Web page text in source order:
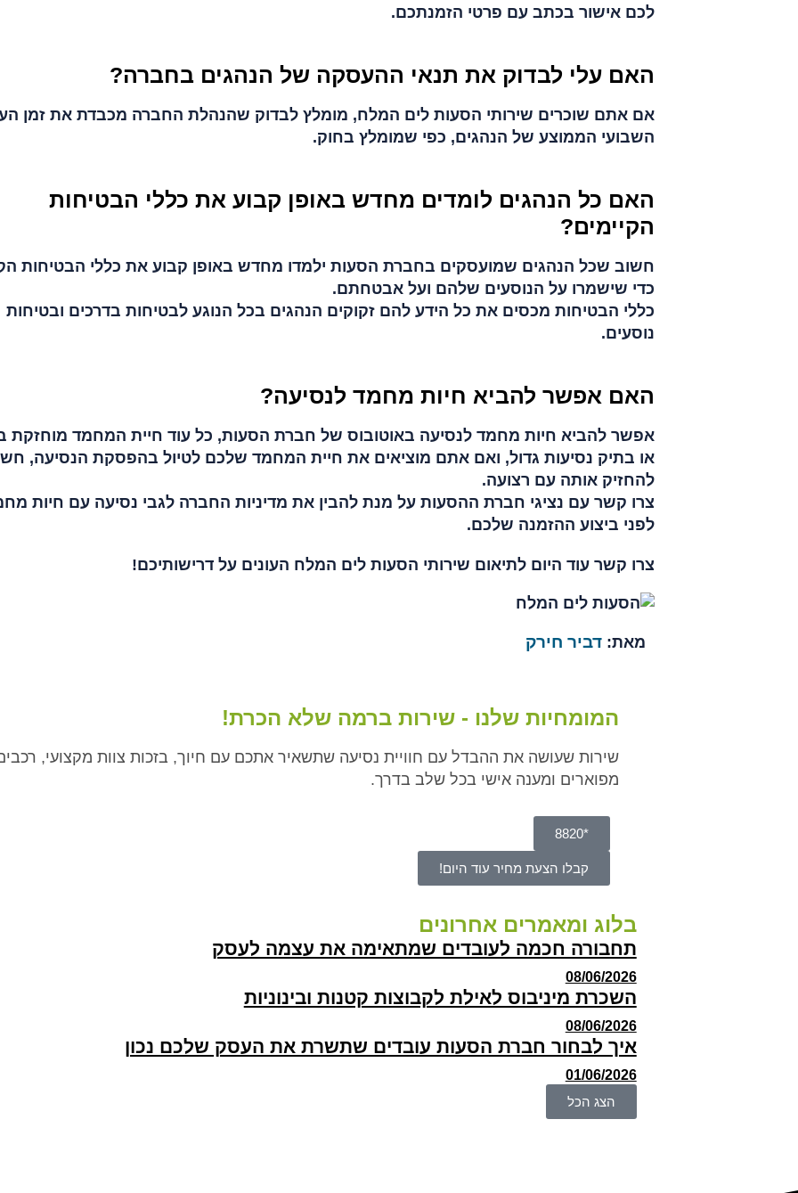
לכם אישור בכתב עם פרטי הזמנתכם.
האם עלי לבדוק את תנאי ההעסקה של הנהגים בחברה?
אם אתם שוכרים שירותי הסעות לים המלח, מומלץ לבדוק שהנהלת החברה מכבדת את זמן
השבועי הממוצע של הנהגים, כפי שמומלץ בחוק.
האם כל הנהגים לומדים מחדש באופן קבוע את כללי הבטיחות
הקיימים?
חשוב שכל הנהגים שמועסקים בחברת הסעות ילמדו מחדש באופן קבוע את כללי הבטיחות
כדי שישמרו על הנוסעים שלהם ועל אבטחתם.
כללי הבטיחות מכסים את כל הידע להם זקוקים הנהגים בכל הנוגע לבטיחות בדרכים ובטיחות
נוסעים.
האם אפשר להביא חיות מחמד לנסיעה?
אפשר להביא חיות מחמד לנסיעה באוטובוס של חברת הסעות, כל עוד חיית המחמד מוחזקת
או בתיק נסיעות גדול, ואם אתם מוציאים את חיית המחמד שלכם לטיול בהפסקת הנסיעה,
להחזיק אותה עם רצועה.
צרו קשר עם נציגי חברת ההסעות על מנת להבין את מדיניות החברה לגבי נסיעה עם חיות
לפני ביצוע ההזמנה שלכם.
צרו קשר עוד היום לתיאום שירותי הסעות לים המלח העונים על דרישותיכם!
מאת:דביר חירק
המומחיות שלנו - שירות ברמה שלא הכרת!
שירות שעושה את ההבדל עם חוויית נסיעה שתשאיר אתכם עם חיוך, בזכות צוות מקצועי,
מפוארים ומענה אישי בכל שלב בדרך.
*8820
קבלו הצעת מחיר עוד היום!
בלוג ומאמרים אחרונים
תחבורה חכמה לעובדים שמתאימה את עצמה לעסק
08/06/2026
השכרת מיניבוס לאילת לקבוצות קטנות ובינוניות
08/06/2026
איך לבחור חברת הסעות עובדים שתשרת את העסק שלכם נכון
01/06/2026
הצג הכל